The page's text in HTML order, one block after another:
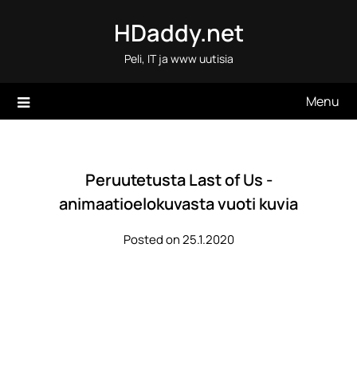
HDaddy.net
Peli, IT ja www uutisia
Menu
Peruutetusta Last of Us -
animaatioelokuvasta vuoti kuvia
Posted on 25.1.2020